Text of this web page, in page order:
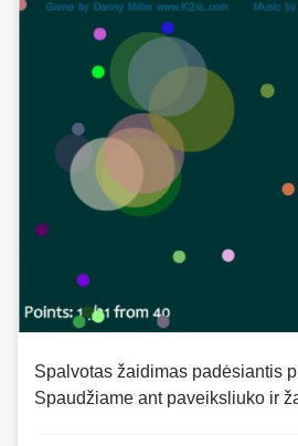
Spalvotas žaidimas padėsiantis
Spaudžiame ant paveiksliuko ir